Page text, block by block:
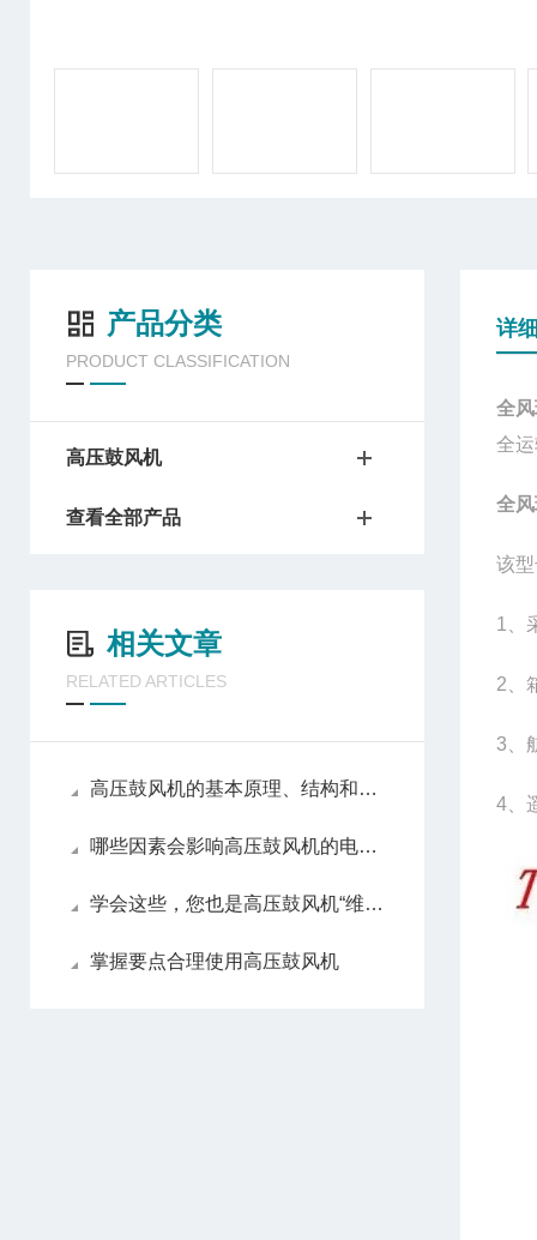
产品分类
PRODUCT CLASSIFICATION
高压鼓风机
查看全部产品
相关文章
RELATED ARTICLES
高压鼓风机的基本原理、结构和性能
哪些因素会影响高压鼓风机的电流消耗？
学会这些，您也是高压鼓风机“维修员”
掌握要点合理使用高压鼓风机
详
全
全
全
该
1、
2、
3、
4、